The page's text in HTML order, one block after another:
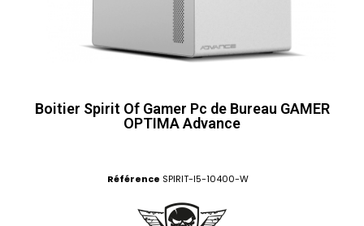
Boitier Spirit Of Gamer Pc de Bureau GAMER
OPTIMA Advance
Référence SPIRIT-I5-10400-W